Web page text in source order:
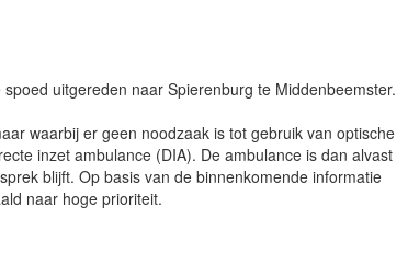
uitgereden naar Spierenburg te Middenbeemster.
waarbij er geen noodzaak is tot gebruik van optische
inzet ambulance (DIA). De ambulance is dan alvast
blijft. Op basis van de binnenkomende informatie
naar hoge prioriteit.